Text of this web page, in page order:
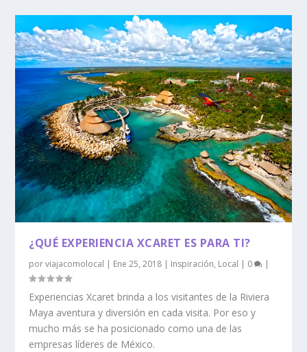
¿QUÉ EXPERIENCIA XCARET ES PARA TI?
porviajacomolocal | Ene 25, 2018 | Inspiración, Local | 0 |
Experiencias Xcaret brinda a los visitantes de la Riviera
Maya aventura y diversión en cada visita. Por eso y
mucho más se ha posicionado como una de las
empresas líderes de México.